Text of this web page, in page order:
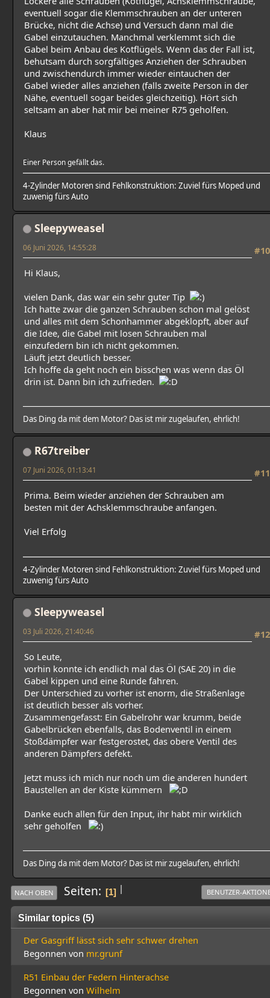
eventuell sogar die Klemmschrauben an der unteren
Brücke, nicht die Achse) und Versuch dann mal die
Gabel einzutauchen. Manchmal verklemmt sich die
Gabel beim Anbau des Kotflügels. Wenn das der Fall ist,
behutsam durch sorgfältiges Anziehen der Schrauben
und zwischendurch immer wieder eintauchen der
Gabel wieder alles anziehen (falls zweite Person in der
Nähe, eventuell sogar beides gleichzeitig). Hört sich
seltsam an aber hat mir bei meiner R75 geholfen.
Klaus
Einer Person gefällt das.
4-Zylinder Motoren sind Fehlkonstruktion: Zuviel fürs Moped und
zuwenig fürs Auto
Sleepyweasel
#10
06 Juni 2026, 14:55:28
Hi Klaus,
vielen Dank, das war ein sehr guter Tip
Ich hatte zwar die ganzen Schrauben schon mal gelöst
und alles mit dem Schonhammer abgeklopft, aber auf
die Idee, die Gabel mit losen Schrauben mal
einzufedern bin ich nicht gekommen.
Läuft jetzt deutlich besser.
Ich hoffe da geht noch ein bisschen was wenn das Öl
drin ist. Dann bin ich zufrieden.
Das Ding da mit dem Motor? Das ist mir zugelaufen, ehrlich!
R67treiber
#11
07 Juni 2026, 01:13:41
Prima. Beim wieder anziehen der Schrauben am
besten mit der Achsklemmschraube anfangen.
Viel Erfolg
4-Zylinder Motoren sind Fehlkonstruktion: Zuviel fürs Moped und
zuwenig fürs Auto
Sleepyweasel
#12
03 Juli 2026, 21:40:46
So Leute,
vorhin konnte ich endlich mal das Öl (SAE 20) in die
Gabel kippen und eine Runde fahren.
Der Unterschied zu vorher ist enorm, die Straßenlage
ist deutlich besser als vorher.
Zusammengefasst: Ein Gabelrohr war krumm, beide
Gabelbrücken ebenfalls, das Bodenventil in einem
Stoßdämpfer war festgerostet, das obere Ventil des
anderen Dämpfers defekt.
Jetzt muss ich mich nur noch um die anderen hundert
Baustellen an der Kiste kümmern
Danke euch allen für den Input, ihr habt mir wirklich
sehr geholfen
Das Ding da mit dem Motor? Das ist mir zugelaufen, ehrlich!
|
NACH OBEN Seiten 1 BENUTZER-
Similar topics (5)
Der Gasgriff lässt sich sehr schwer drehen
Begonnen von mr.grunf
R51 Einbau der Federn Hinterachse
Begonnen von Wilhelm